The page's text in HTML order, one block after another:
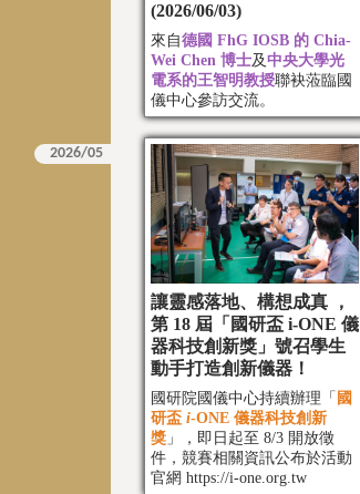
(2026/06/03)
來自德國 FhG IOSB 的 Chia-
Wei Chen 博士及中央大學光
電系的王智明教授聯袂蒞臨國
儀中心參訪交流。
讓靈感落地、構想成真 ，
第 18 屆「國研盃 i-ONE 儀
器科技創新獎」號召學生
動手打造創新儀器！
國研院國儀中心持續辦理「 國
研盃 i-ONE 儀器科技創新
獎 」，即日起至 8/3 開放徵
件，競賽相關資訊公布於活動
官網 https://i-one.org.tw